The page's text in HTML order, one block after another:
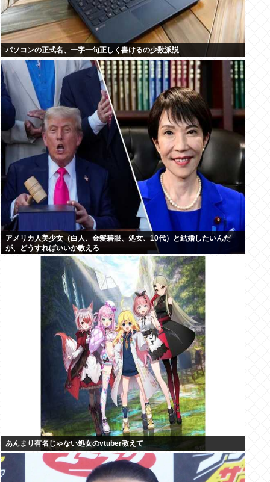
パソコンの正式名、一字一句正しく書けるの少数派説
アメリカ人美少女（白人、金髪碧眼、処女、10代）と結婚したいんだ
が、どうすればいいか教えろ
あんまり有名じゃない処女のvtuber教えて